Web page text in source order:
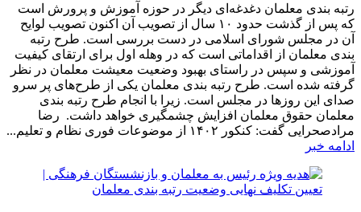
رتبه بندی معلمان دغدغه‌ای دیگر در حوزه آموزش و پرورش است
که پس از گذشت حدود ۱۰ سال از تصویب آن اکنون تصویب لوایح
آن در مجلس شورای اسلامی در دست بررسی است. طرح رتبه
بندی معلمان از اقداماتی است که در وهله اول برای ارتقای کیفیت
آموزشی و سپس در راستای بهبود وضعیت معیشت معلمان در نظر
گرفته شده است. طرح رتبه بندی معلمان یکی از طرح‌های پر سرو
صدای این روز‌ها در مجلس است. زیرا با انجام طرح رتبه بندی
معلمان حقوق معلمان افزایش چشمگیری خواهد داشت. رضا
مرادصحرایی گفت: کنکور ۱۴۰۲ از موضوعات فوری نظام و تعلیم...
ادامه خبر